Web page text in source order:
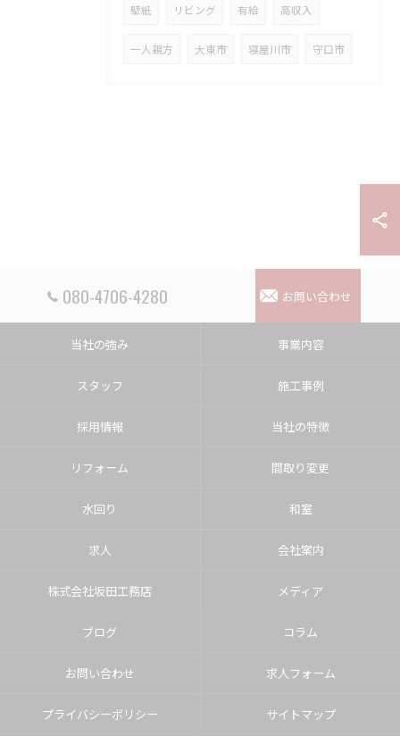
壁紙 リビング 有給 高収入
一人親方 大東市 寝屋川市 守口市
080-4706-4280 お問い合わせ
当社の強み 事業内容
スタッフ 施工事例
採用情報 当社の特徴
リフォーム 間取り変更
水回り 和室
求人 会社案内
株式会社坂田工務店 メディア
ブログ コラム
お問い合わせ 求人フォーム
プライバシーポリシー サイトマップ